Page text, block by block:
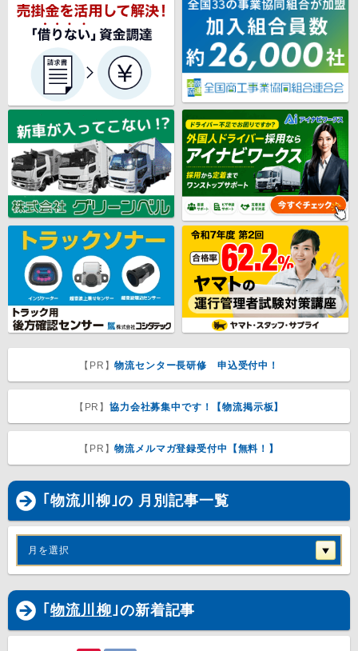
【PR】物流センター長研修 申込受付中！
【PR】協力会社募集中です！【物流掲示板】
【PR】物流メルマガ登録受付中【無料！】
｢物流川柳｣の 月別記事一覧
月を選択
｢ 物流川柳｣の新着記事